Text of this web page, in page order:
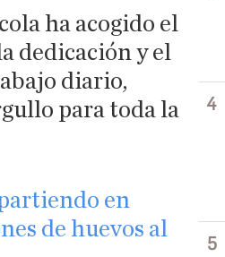
ha acogido el
dedicación y el
diario,
para toda la
en
de huevos al